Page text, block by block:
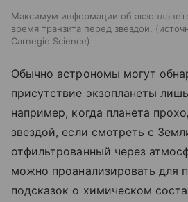
Максимум информации об
время транзита перед звездой.
Carnegie Science
Обычно астрономы могут
присутствие экзопланеты
например, когда планета
звездой, если смотреть с
отфильтрованный через
можно проанализировать для
подсказок о химическом